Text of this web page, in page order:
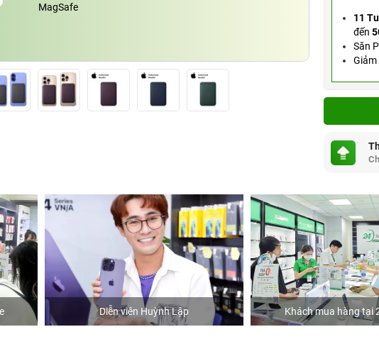
MagSafe
11
đến
Săn
Giảm
Diễn viên Huỳnh Lập Khách mua hàng tại